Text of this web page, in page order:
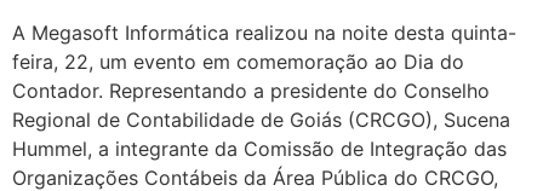
A Megasoft Informática realizou na noite desta quinta-
feira, 22, um evento em comemoração ao Dia do
Contador. Representando a presidente do Conselho
Regional de Contabilidade de Goiás (CRCGO), Sucena
Hummel, a integrante da Comissão de Integração das
Organizações Contábeis da Área Pública do CRCGO,